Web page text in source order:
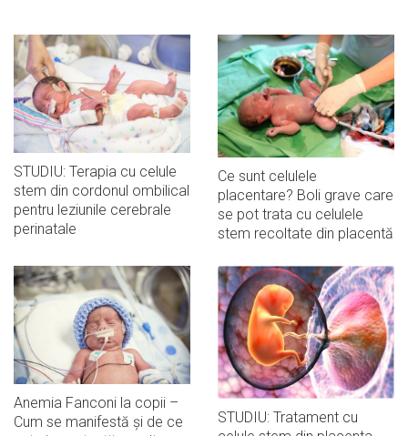
STUDIU: Terapia cu celule
stem din cordonul ombilical
pentru leziunile cerebrale
perinatale
Ce sunt celulele
placentare? Boli grave care
se pot trata cu celulele
stem recoltate din placentă
Anemia Fanconi la copii –
Cum se manifestă și de ce
STUDIU: Tratament cu